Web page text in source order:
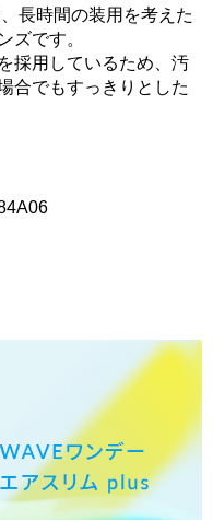
長時間の装用を考えた
ズです。
採用しているため、汚
合でもすっきりとした